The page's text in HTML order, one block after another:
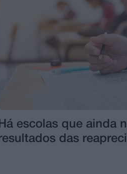
Há escolas que ainda
das